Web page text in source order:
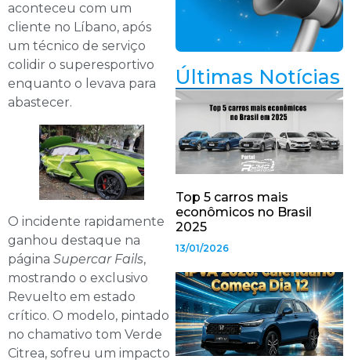
aconteceu com um
cliente no Líbano, após
um técnico de serviço
colidir o superesportivo
enquanto o levava para
abastecer.
O incidente rapidamente
ganhou destaque na
página Supercar Fails,
mostrando o exclusivo
Revuelto em estado
crítico. O modelo, pintado
no chamativo tom Verde
Citrea, sofreu um impacto
Últimas Notícias
Top 5 carros mais
econômicos no Brasil
2025
13/01/2026